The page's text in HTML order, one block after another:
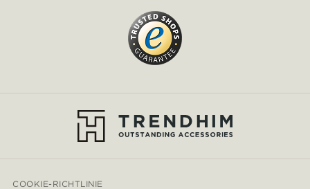
COOKIE-RICHTLINIE